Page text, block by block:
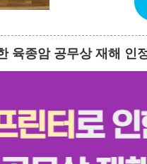
육종암 공무상 재해 인